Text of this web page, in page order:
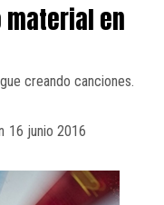
material en
creando canciones.
16 junio 2016